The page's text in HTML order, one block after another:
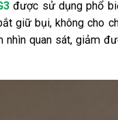
được sử dụng phổ
giữ bụi, không cho
quan sát, giảm